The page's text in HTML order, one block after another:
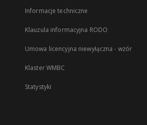
Informacje techniczne
Klauzula informacyjna RODO
Umowa licencyjna niewyłączna - wzór
Klaster WMBC
Statystyki